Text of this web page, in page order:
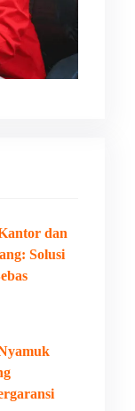
dan
Solusi